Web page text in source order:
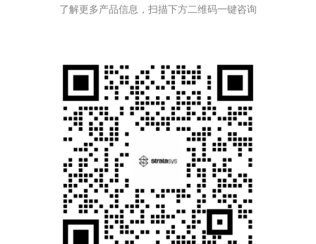
了解更多产品信息，扫描下方二维码一键咨询